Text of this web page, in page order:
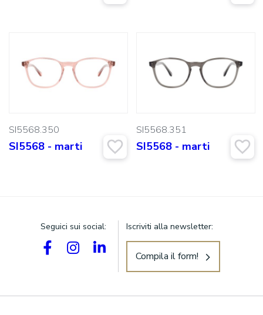
SI5568.350
SI5568 - marti
SI5568.351
SI5568 - marti
Seguici sui social: Iscriviti alla newsletter:
Compila il form!